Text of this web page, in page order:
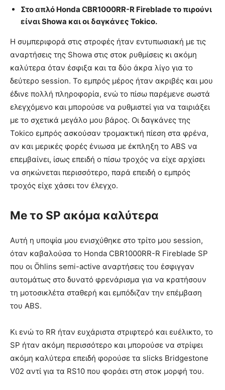
Στο απλό Honda CBR1000RR-R Fireblade το πιρούνι
είναι Showa και οι δαγκάνες Tokico.
Η συμπεριφορά στις στροφές ήταν εντυπωσιακή με τις
αναρτήσεις της Showa στις στοκ ρυθμίσεις κι ακόμη
καλύτερα όταν έσφιξα και τα δύο άκρα λίγο για το
δεύτερο session. Το εμπρός μέρος ήταν ακριβές και μου
έδινε πολλή πληροφορία, ενώ το πίσω παρέμενε σωστά
ελεγχόμενο και μπορούσε να ρυθμιστεί για να ταιριάξει
με το σχετικά μεγάλο μου βάρος. Οι δαγκάνες της
Tokico εμπρός ασκούσαν τρομακτική πίεση στα φρένα,
αν και μερικές φορές ένιωσα με έκπληξη το ABS να
επεμβαίνει, ίσως επειδή ο πίσω τροχός να είχε αρχίσει
να σηκώνεται περισσότερο, παρά επειδή ο εμπρός
τροχός είχε χάσει τον έλεγχο.
Me το SP ακόμα καλύτερα
Αυτή η υποψία μου ενισχύθηκε στο τρίτο μου session,
όταν καβαλούσα το Honda CBR1000RR-R Fireblade SP
που οι Öhlins semi-active αναρτήσεις του έσφιγγαν
αυτομάτως στο δυνατό φρενάρισμα για να κρατήσουν
τη μοτοσικλέτα σταθερή και εμπόδιζαν την επέμβαση
του ABS.
Κι ενώ το RR ήταν ευχάριστα στριφτερό και ευέλικτο, το
SP ήταν ακόμη περισσότερο και μπορούσε να στρίψει
ακόμη καλύτερα επειδή φορούσε τα slicks Bridgestone
V02 αντί για τα RS10 που φοράει στη στοκ μορφή του.